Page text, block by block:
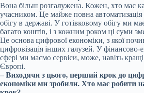
Вона більш розгалужена. Кожен, хто має
учасником. Це майже повна
обігу в державі. У готівковому обігу ми
багато коштів, і з кожним роком ці суми
Це основа цифрової економіки, з якої
цифровізація інших галузей. У фінансово-
сфері ми маємо сервіси, може, навіть
Європі.
– Виходячи з цього, перший крок до
економіки ми зробили. Хто має робити